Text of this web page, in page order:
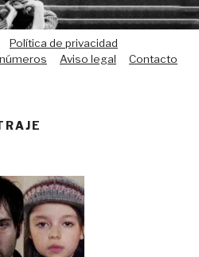
Política de privacidad
Aviso legal Contacto